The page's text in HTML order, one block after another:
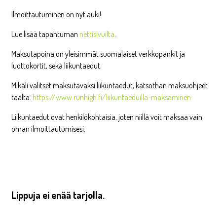
Ilmoittautuminen on nyt auki!
Lue lisää tapahtuman nettisivuilta.
Maksutapoina on yleisimmät suomalaiset verkkopankit ja
luottokortit, sekä liikuntaedut.
Mikäli valitset maksutavaksi liikuntaedut, katsothan maksuohjeet
täältä: https://www.runhigh.fi/liikuntaeduilla-maksaminen
Liikuntaedut ovat henkilökohtaisia, joten niillä voit maksaa vain
oman ilmoittautumisesi.
Lippuja ei enää tarjolla.